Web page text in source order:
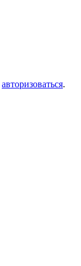
авторизоваться.